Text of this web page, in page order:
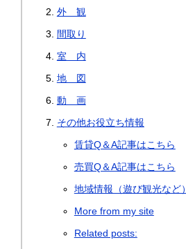
外 観
間取り
室 内
地 図
動 画
その他お役立ち情報
賃貸Q＆A記事はこちら
売買Q＆A記事はこちら
地域情報（遊び観光など）
More from my site
Related posts: